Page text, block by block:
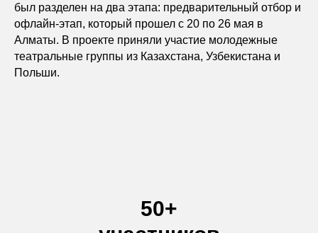
был разделен на два этапа: предварительный отбор и
офлайн-этап, который прошел с 20 по 26 мая в
Алматы. В проекте приняли участие молодежные
театральные группы из Казахстана, Узбекистана и
Польши.
50+